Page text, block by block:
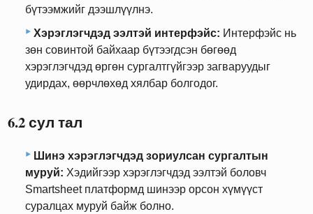
бүтээмжийг дээшлүүлнэ.
Хэрэглэгчдэд ээлтэй интерфэйс: Интерфэйс нь
зөн совинтой байхаар бүтээгдсэн бөгөөд
хэрэглэгчдэд өргөн сургалтгүйгээр загваруудыг
удирдах, өөрчлөхөд хялбар болгодог.
6.2 сул тал
Шинэ хэрэглэгчдэд зориулсан сургалтын
муруй: Хэдийгээр хэрэглэгчдэд ээлтэй боловч
Smartsheet платформд шинээр орсон хүмүүст
суралцах муруй байж болно.